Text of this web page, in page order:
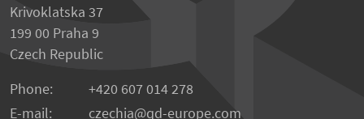
Krivoklatska 37
199 00 Praha 9
Czech Republic
Phone:
+420 607 014 278
E-mail:
czechia qd-europe.com